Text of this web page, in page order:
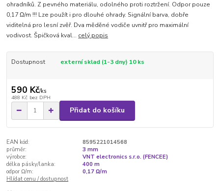
ohradníků. Z pevného materiálu, odolného proti roztržení. Odpor pouze
0,17 Ω/m !!! Lze použít i pro dlouhé ohrady. Signální barva, dobře
viditelná pro lesní zvěř. Dva měděné vodiče uvnitř pro maximální
vodivost. Špičková kval... celý popis
Dostupnost externí sklad (1-3 dny) 10 ks
590 Kč/ks
488 Kč bez DPH
Přidat do košíku
EAN kód:
8595221014568
průměr:
3 mm
výrobce:
VNT electronics s.r.o. (FENCEE)
délka pásky/lanka:
400 m
odpor Ω/m:
0,17 Ω/m
Hlídat cenu / dostupnost